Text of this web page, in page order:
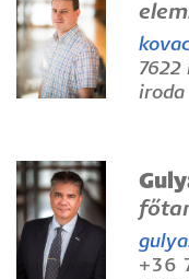
7622
iroda
+36